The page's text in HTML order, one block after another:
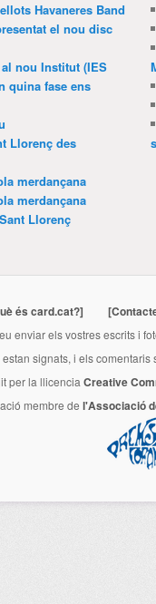
Havaneres Band
el nou disc
nou Institut (IES
quina fase ens
Llorenç des
merdançana
merdançana
Llorenç
és card.cat?]
enviar els vostres escrits i
estan signats, i els
per la llicencia Creative
membre de l'Associació